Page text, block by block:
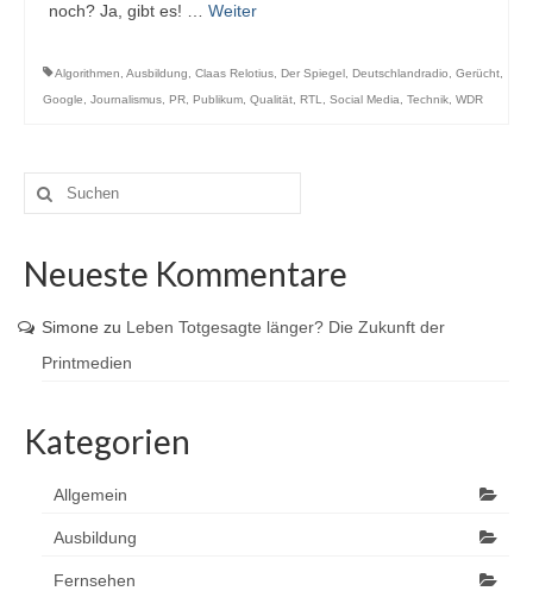
noch? Ja, gibt es! … Weiter
Algorithmen Ausbildung Claas Relotius Der Spiegel Deutschlandradio Gerücht
Google
Journalismus PR Publikum Qualität RTL Social Media Technik WDR
Suche
nach:
Neueste Kommentare
Simone zu Leben Totgesagte länger? Die Zukunft der
Printmedien
Kategorien
Allgemein
Ausbildung
Fernsehen